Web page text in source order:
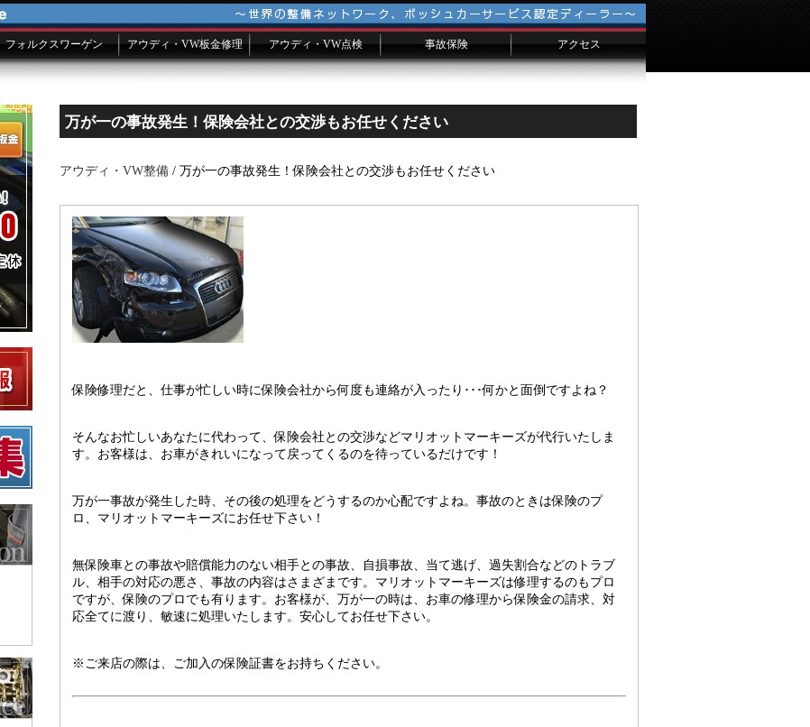
フォルクスワーゲン アウディ・VW板金修理 アウディ・VW点検 事故保険 アクセス
万が一の事故発生！保険会社との交渉もお任せください
アウディ・VW整備 / 万が一の事故発生！保険会社との交渉もお任せください
保険修理だと、仕事が忙しい時に保険会社から何度も連絡が入ったり･･･何かと面倒ですよね？
そんなお忙しいあなたに代わって、保険会社との交渉などマリオットマーキーズが代行いたしま
す。お客様は、お車がきれいになって戻ってくるのを待っているだけです！
万が一事故が発生した時、その後の処理をどうするのか心配ですよね。事故のときは保険のプ
ロ、マリオットマーキーズにお任せ下さい！
無保険車との事故や賠償能力のない相手との事故、自損事故、当て逃げ、過失割合などのトラブ
ル、相手の対応の悪さ、事故の内容はさまざまです。マリオットマーキーズは修理するのもプロ
ですが、保険のプロでも有ります。お客様が、万が一の時は、お車の修理から保険金の請求、対
応全てに渡り、敏速に処理いたします。安心してお任せ下さい。
※ご来店の際は、ご加入の保険証書をお持ちください。